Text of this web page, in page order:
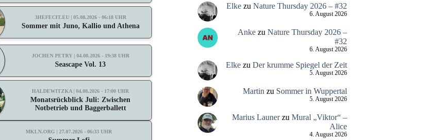
3HEFECIT.EU | 05.08.2026 - 06:18 UHR
Sommer mit Juno, Kallio und Athena
JOCHEN PETRY | 04.08.2026 - 19:38 UHR
Seascape Vol. 13
HALDEWITZKA | 04.08.2026 - 17:00 UHR
Monatsrückblick Juli: Zwischen
Notbetrieb und Baggerballett
MKLN.ORG | 27.07.2026 - 06:33 UHR
Elkezu Nature Thursday 2026 – #32
6. August 2026
Ankezu Nature Thursday 2026 –
#32
6. August 2026
Elkezu Der krumme Spiegel der Zeit
5. August 2026
Martin zu Sommer in Wuppertal
5. August 2026
Marius Launerzu Mural „Viktor“ –
Alice
4. August 2026